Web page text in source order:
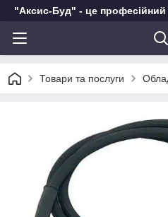
"Аксис-Буд" - це професійний
Товари та послуги